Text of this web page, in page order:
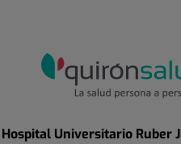
Hospital Universitario Ruber